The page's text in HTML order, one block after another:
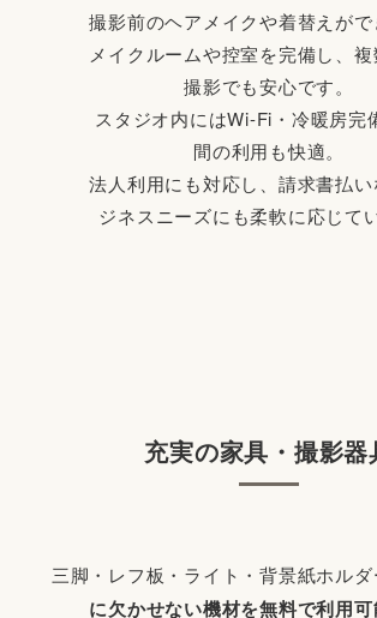
撮影前のヘアメイクや着替えが
メイクルームや控室を完備し、
撮影でも安心です。
スタジオ内にはWi-Fi・冷暖房完
間の利用も快適。
法人利用にも対応し、請求書払
ジネスニーズにも柔軟に応じて
充実の家具・撮影器
三脚・レフ板・ライト・背景紙ホルダ
に欠かせない機材を無料で利用